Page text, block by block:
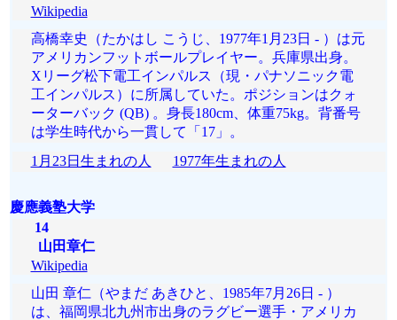
Wikipedia
高橋幸史（たかはし こうじ、1977年1月23日 - ）は元
アメリカンフットボールプレイヤー。兵庫県出身。
Xリーグ松下電工インパルス（現・パナソニック電
工インパルス）に所属していた。ポジションはクォ
ーターバック (QB) 。身長180cm、体重75kg。背番号
は学生時代から一貫して「17」。
1月23日生まれの人
1977年生まれの人
慶應義塾大学
14
山田章仁
Wikipedia
山田 章仁（やまだ あきひと、1985年7月26日 - ）
は、福岡県北九州市出身のラグビー選手・アメリカ